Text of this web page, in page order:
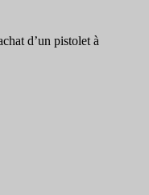
d’un pistolet à